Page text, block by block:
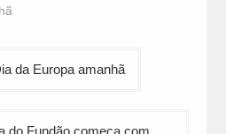
da Europa amanhã
do Fundão começa com